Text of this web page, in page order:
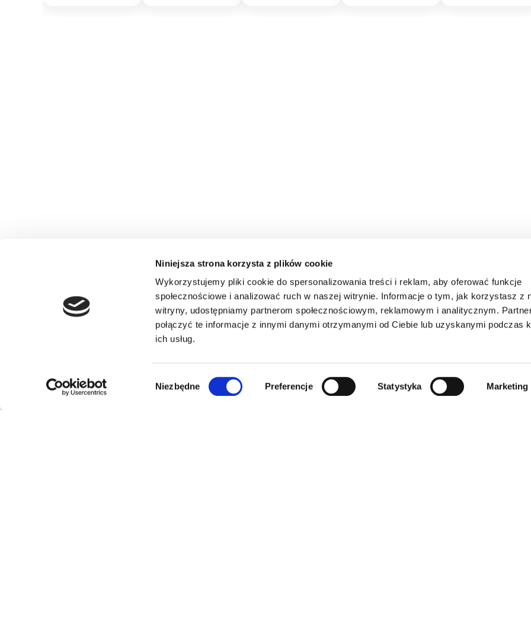
Niniejsza strona korzysta z plików cookie
Wykorzystujemy pliki cookie do spersonalizowania treści i reklam, aby oferować funkcje
społecznościowe i analizować ruch w naszej witrynie. Informacje o tym, jak korzystasz z
witryny, udostępniamy partnerom społecznościowym, reklamowym i analitycznym.
połączyć te informacje z innymi danymi otrzymanymi od Ciebie lub uzyskanymi podczas
ich usług.
zgody
Niezbędne Preferencje Statystyka Marketing